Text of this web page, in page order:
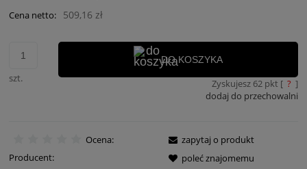
Cena netto: 509,16 zł
szt.
DO KOSZYKA
Zyskujesz 62pkt [ ? ]
dodaj do przechowalni
Ocena:
Producent:
zapytaj o produkt
poleć znajomemu